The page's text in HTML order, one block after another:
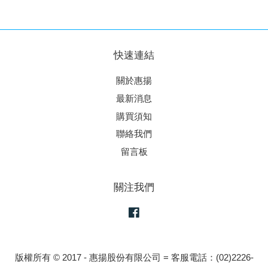
快速連結
關於惠揚
最新消息
購買須知
聯絡我們
留言板
關注我們
版權所有 © 2017 - 惠揚股份有限公司 = 客服電話：(02)2226-